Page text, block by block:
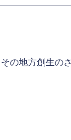
の地方創生のさ